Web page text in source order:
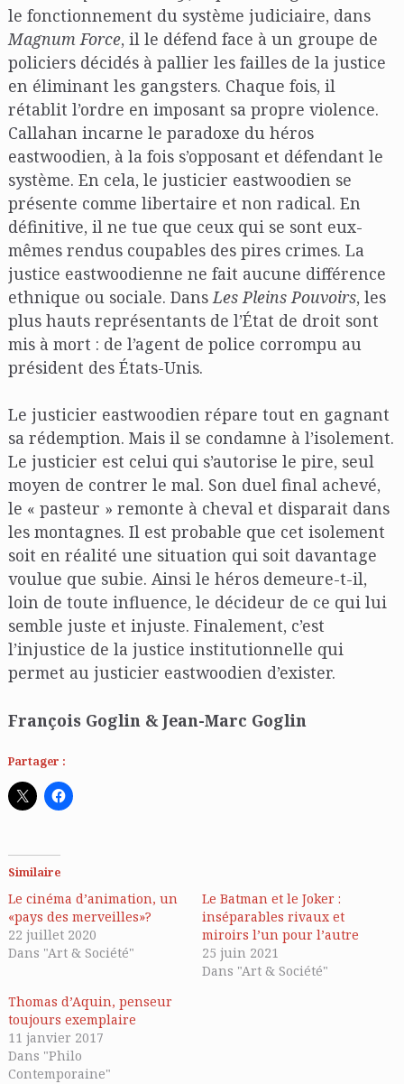
le fonctionnement du système judiciaire, dans
Magnum Force, il le défend face à un groupe de
policiers décidés à pallier les failles de la justice
en éliminant les gangsters. Chaque fois, il
rétablit l’ordre en imposant sa propre violence.
Callahan incarne le paradoxe du héros
eastwoodien, à la fois s’opposant et défendant le
système. En cela, le justicier eastwoodien se
présente comme libertaire et non radical. En
définitive, il ne tue que ceux qui se sont eux-
mêmes rendus coupables des pires crimes. La
justice eastwoodienne ne fait aucune différence
ethnique ou sociale. DansLes Pleins Pouvoirs, les
plus hauts représentants de l’État de droit sont
mis à mort : de l’agent de police corrompu au
président des États-Unis.
Le justicier eastwoodien répare tout en gagnant
sa rédemption. Mais il se condamne à l’isolement.
Le justicier est celui qui s’autorise le pire, seul
moyen de contrer le mal. Son duel final achevé,
le « pasteur » remonte à cheval et disparait dans
les montagnes. Il est probable que cet isolement
soit en réalité une situation qui soit davantage
voulue que subie. Ainsi le héros demeure-t-il,
loin de toute influence, le décideur de ce qui lui
semble juste et injuste. Finalement, c’est
l’injustice de la justice institutionnelle qui
permet au justicier eastwoodien d’exister.
François Goglin & Jean-Marc Goglin
Partager :
Similaire
Le cinéma d’animation, un
«pays des merveilles»?
22 juillet 2020
Dans "Art & Société"
Le Batman et le Joker :
inséparables rivaux et
miroirs l’un pour l’autre
25 juin 2021
Dans "Art & Société"
Thomas d’Aquin, penseur
toujours exemplaire
11 janvier 2017
Dans "Philo
Contemporaine"